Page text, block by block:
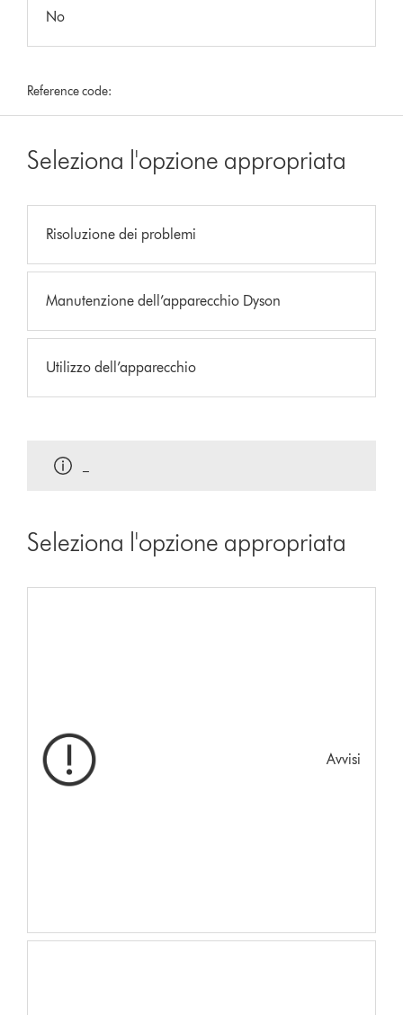
No
Reference code:
Seleziona l'opzione appropriata
Risoluzione dei problemi
Manutenzione dell’apparecchio Dyson
Utilizzo dell’apparecchio
Seleziona l'opzione appropriata
Avvisi